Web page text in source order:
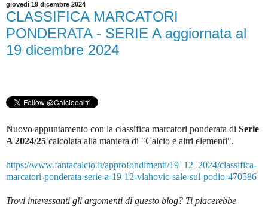
giovedì 19 dicembre 2024
CLASSIFICA MARCATORI
PONDERATA - SERIE A aggiornata al
19 dicembre 2024
Nuovo appuntamento con la classifica marcatori ponderata di Serie
A 2024/25 calcolata alla maniera di "Calcio e altri elementi".
https://www.fantacalcio.it/approfondimenti/19_12_2024/classifica-
marcatori-ponderata-serie-a-19-12-vlahovic-sale-sul-podio-470586
Trovi interessanti gli argomenti di questo blog? Ti piacerebbe